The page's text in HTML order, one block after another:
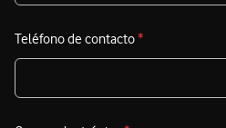
Teléfono de contacto*